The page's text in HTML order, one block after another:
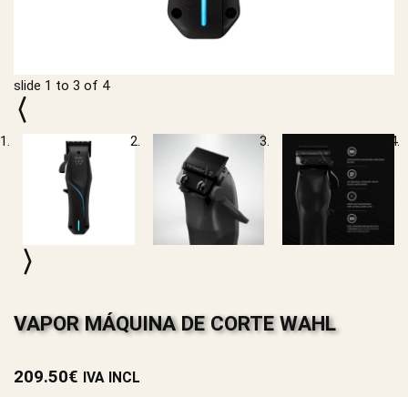
slide 1 to 3 of 4
VAPOR MÁQUINA DE CORTE WAHL
209.50€ IVA INCL